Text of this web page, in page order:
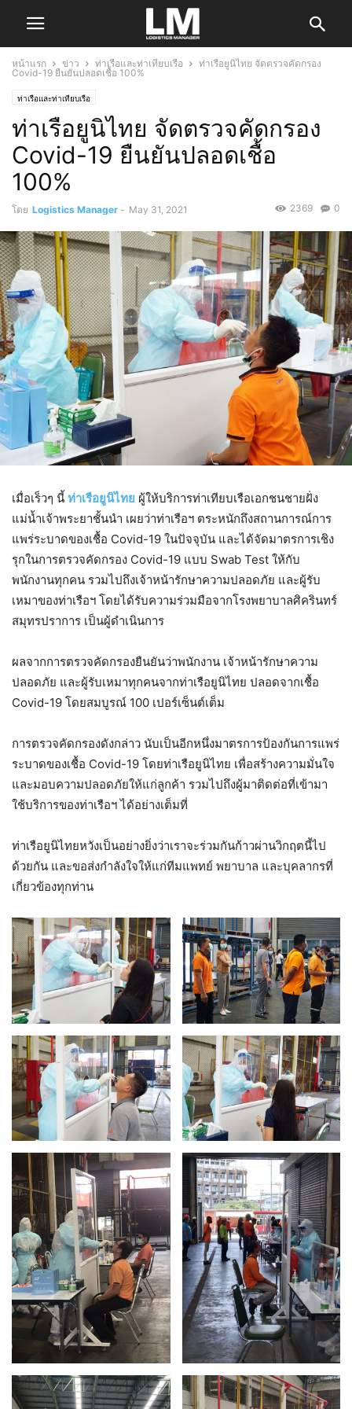
หน้าแรก ข่าว ท่าเรือและท่าเทียบเรือ
ท่าเรือยูนิไทย จัดตรวจคัดกรอง
Covid-19 ยืนยันปลอดเชื้อ 100%
ท่าเรือและท่าเทียบเรือ
ท่าเรือยูนิไทย จัดตรวจคัดกรอง
Covid-19 ยืนยันปลอดเชื้อ
100%
โดย Logistics Manager - May 31, 2021 0
2369
เมื่อเร็วๆ นี้ ท่าเรือยูนิไทย ผู้ให้บริการท่าเทียบเรือเอกชนชายฝั่ง
แม่น้ำเจ้าพระยาชั้นนำ เผยว่าท่าเรือฯ ตระหนักถึงสถานการณ์การ
แพร่ระบาดของเชื้อ Covid-19 ในปัจจุบัน และได้จัดมาตรการเชิง
รุกในการตรวจคัดกรอง Covid-19 แบบ Swab Test ให้กับ
พนักงานทุกคน รวมไปถึงเจ้าหน้ารักษาความปลอดภัย และผู้รับ
เหมาของท่าเรือฯ โดยได้รับความร่วมมือจากโรงพยาบาลศิครินทร์
สมุทรปราการ เป็นผู้ดำเนินการ
ผลจากการตรวจคัดกรองยืนยันว่าพนักงาน เจ้าหน้ารักษาความ
ปลอดภัย และผู้รับเหมาทุกคนจากท่าเรือยูนิไทย ปลอดจากเชื้อ
Covid-19 โดยสมบูรณ์ 100 เปอร์เซ็นต์เต็ม
การตรวจคัดกรองดังกล่าว นับเป็นอีกหนึ่งมาตรการป้องกันการแพร่
ระบาดของเชื้อ Covid-19 โดยท่าเรือยูนิไทย เพื่อสร้างความมั่นใจ
และมอบความปลอดภัยให้แก่ลูกค้า รวมไปถึงผู้มาติดต่อที่เข้ามา
ใช้บริการของท่าเรือฯ ได้อย่างเต็มที่
ท่าเรือยูนิไทยหวังเป็นอย่างยิ่งว่าเราจะร่วมกันก้าวผ่านวิกฤตนี้ไป
ด้วยกัน และขอส่งกำลังใจให้แก่ทีมแพทย์ พยาบาล และบุคลากรที่
เกี่ยวข้องทุกท่าน